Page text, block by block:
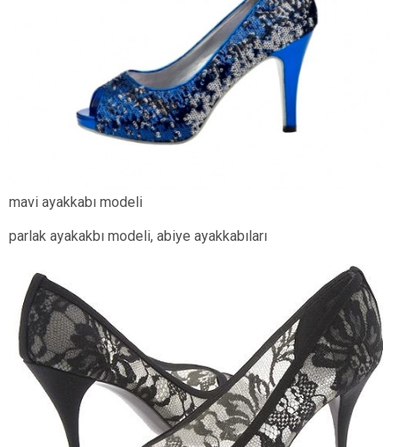
mavi ayakkabı modeli
parlak ayakakbı modeli, abiye ayakkabıları